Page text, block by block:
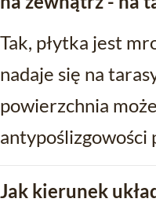
Tak, płytka jest
nadaje się na
powierzchnia
antypoślizgowości
Jak kierunek